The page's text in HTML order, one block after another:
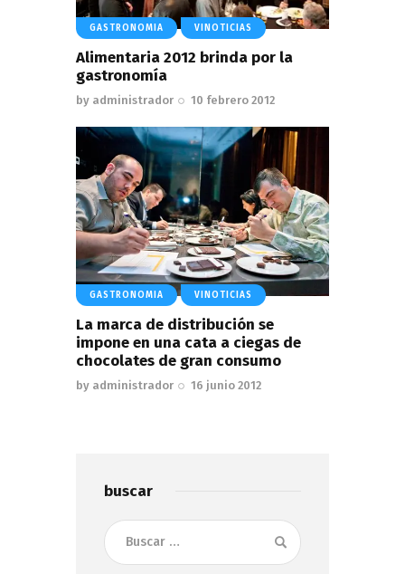
GASTRONOMIA VINOTICIAS
Alimentaria 2012 brinda por la
gastronomía
by administrador 10 febrero 2012
GASTRONOMIA VINOTICIAS
La marca de distribución se
impone en una cata a ciegas de
chocolates de gran consumo
by administrador 16 junio 2012
buscar
Buscar: